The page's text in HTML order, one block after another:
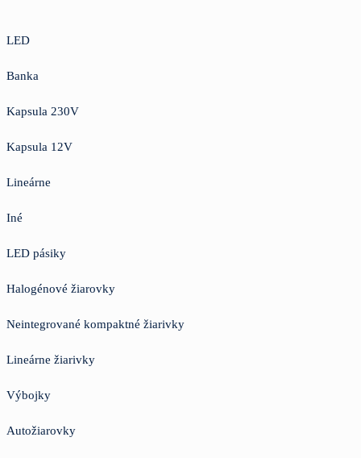
LED
Banka
Kapsula 230V
Kapsula 12V
Lineárne
Iné
LED pásiky
Halogénové žiarovky
Neintegrované kompaktné žiarivky
Lineárne žiarivky
Výbojky
Autožiarovky